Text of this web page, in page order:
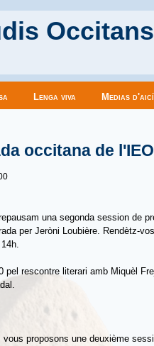
Lenga viva Medias d'aicí
occitana de
una segonda session de
per Jeròni Loubière. Rendètz-
pel rescontre literari amb Miquèl
proposons une deuxième